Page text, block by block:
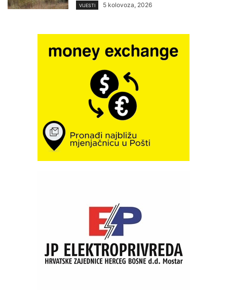
VIJESTI 5 kolovoza, 2026